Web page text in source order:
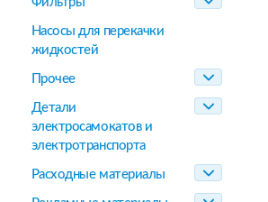
Насосы для перекачки
жидкостей
Прочее
Детали
электросамокатов и
электротранспорта
Расходные материалы